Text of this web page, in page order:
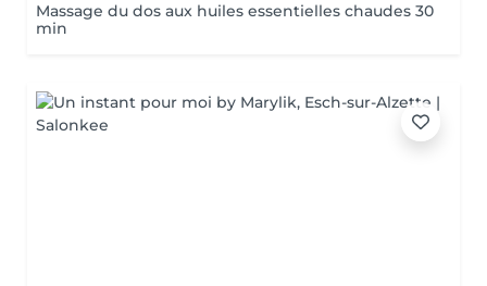
Massage du dos aux huiles essentielles chaudes 30
min